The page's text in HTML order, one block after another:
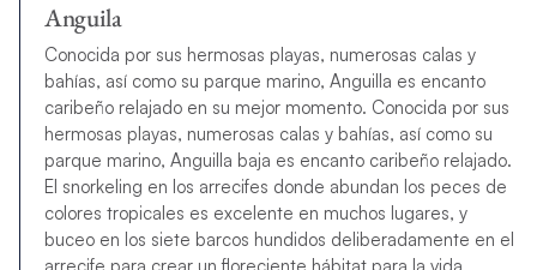
Anguila
Conocida por sus hermosas playas, numerosas calas y
bahías, así como su parque marino, Anguilla es encanto
caribeño relajado en su mejor momento. Conocida por sus
hermosas playas, numerosas calas y bahías, así como su
parque marino, Anguilla baja es encanto caribeño relajado.
El snorkeling en los arrecifes donde abundan los peces de
colores tropicales es excelente en muchos lugares, y
buceo en los siete barcos hundidos deliberadamente en el